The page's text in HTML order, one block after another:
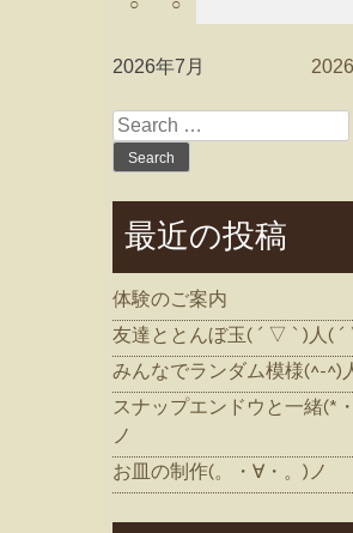
2026年7月
Search
for:
最近の投稿
体験のご案内
友達ととんぼ玉( ´ ▽ ` )人(
みんなでランダム模様(^-^)
スナップエンドウと一緒(*
ノ
お皿の制作(。・∀・。)ノ